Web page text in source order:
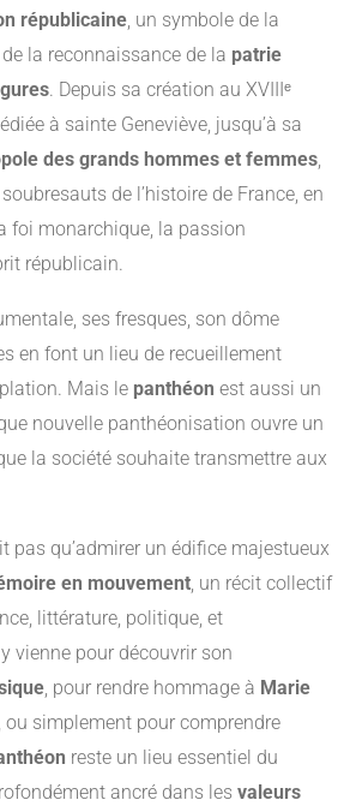
républicaine, un symbole de la
la reconnaissance de la patrie
. Depuis sa création au XVIIIᵉ
à sainte Geneviève, jusqu’à sa
des grands hommes et femmes,
de l’histoire de France, en
foi monarchique, la passion
républicain.
ses fresques, son dôme
en font un lieu de recueillement
Mais le panthéon est aussi un
nouvelle panthéonisation ouvre un
la société souhaite transmettre aux
pas qu’admirer un édifice majestueux
en mouvement, un récit collectif
littérature, politique, et
vienne pour découvrir son
, pour rendre hommage à Marie
, ou simplement pour comprendre
reste un lieu essentiel du
ancré dans les valeurs